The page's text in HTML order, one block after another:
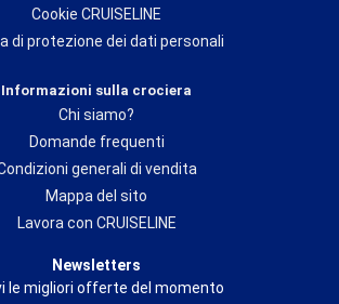
Cookie CRUISELINE
di protezione dei dati personali
Informazioni sulla crociera
Chi siamo?
Domande frequenti
generali di vendita
Mappa del sito
Lavora con CRUISELINE
Newsletters
le migliori offerte del momento